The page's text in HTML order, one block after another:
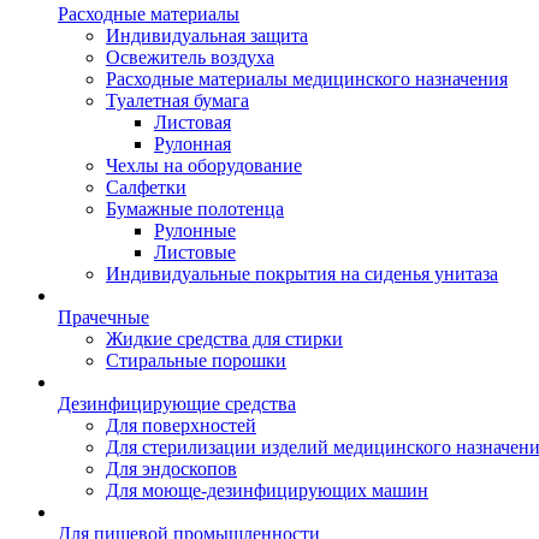
Расходные материалы
Индивидуальная защита
Освежитель воздуха
Расходные материалы медицинского назначения
Туалетная бумага
Листовая
Рулонная
Чехлы на оборудование
Салфетки
Бумажные полотенца
Рулонные
Листовые
Индивидуальные покрытия на сиденья унитаза
Прачечные
Жидкие средства для стирки
Стиральные порошки
Дезинфицирующие средства
Для поверхностей
Для стерилизации изделий медицинского
Для эндоскопов
Для моюще-дезинфицирующих машин
Для пищевой промышленности